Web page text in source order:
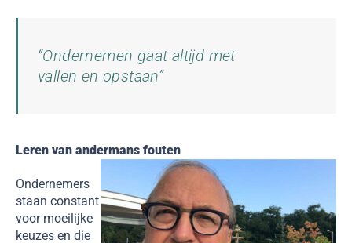
“Ondernemen gaat altijd met
vallen en opstaan”
Leren van andermans fouten
Ondernemers
staan constant
voor moeilijke
keuzes en die